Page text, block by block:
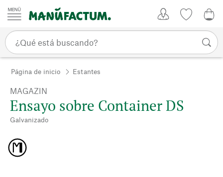
Ir al contenido
Página de inicio Estantes
MAGAZIN
Ensayo sobre Container DS
Galvanizado